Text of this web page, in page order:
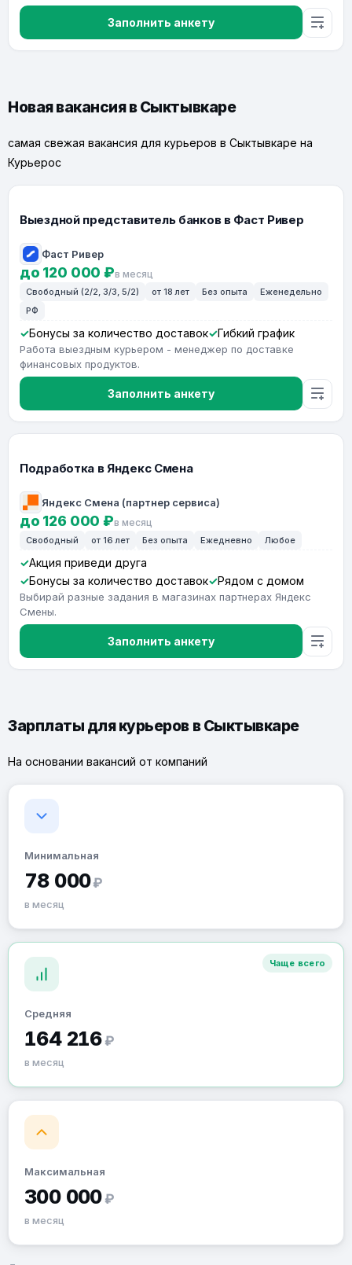
Заполнить анкету
Новая вакансия в Сыктывкаре
самая свежая вакансия для курьеров в Сыктывкаре на
Курьерос
Выездной представитель банков в Фаст Ривер
Фаст Ривер
до 120 000 ₽в месяц
Свободный (2/2, 3/3, 5/2) от 18 лет Без опыта
Еженедельно
РФ
Бонусы за количество доставок Гибкий график
Работа выездным курьером - менеджер по доставке
финансовых продуктов.
Заполнить анкету
Подработка в Яндекс Смена
Яндекс Смена (партнер сервиса)
до 126 000 ₽в месяц
Свободный от 16 лет Без опыта Ежедневно Любое
Акция приведи друга
Бонусы за количество доставок
Рядом с домом
Выбирай разные задания в магазинах партнерах Яндекс
Смены.
Заполнить анкету
Зарплаты для курьеров в Сыктывкаре
На основании вакансий от компаний
Минимальная
78 000₽
в месяц
Чаще всего
Средняя
164 216 ₽
в месяц
Максимальная
300 000 ₽
в месяц